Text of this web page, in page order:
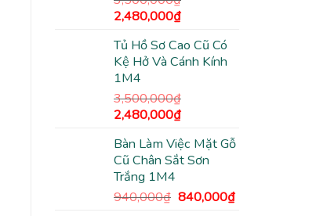
Giá
là:
3,500,000₫.
2,480,000₫Giá
tại
là:
Tủ Hồ Sơ Cao Cũ Có
Kệ Hở Và Cánh Kính
1M4
3,500,000₫
Giá
là:
3,500,000₫.
2,480,000₫Giá
tại
là:
Bàn Làm Việc Mặt Gỗ
Cũ Chân Sắt Sơn
Trắng 1M4
940,000₫ Giá
840,000₫Giá